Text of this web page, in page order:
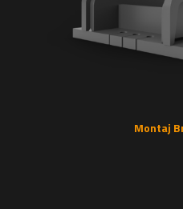
Montaj